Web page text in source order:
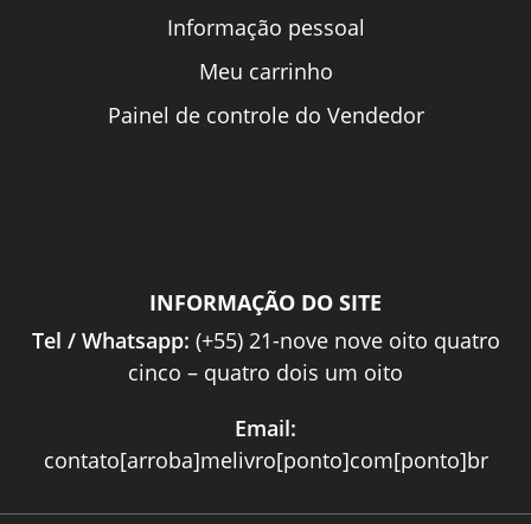
Informação pessoal
Meu carrinho
Painel de controle do Vendedor
INFORMAÇÃO DO SITE
Tel / Whatsapp: (+55) 21-nove nove oito quatro
cinco – quatro dois um oito
Email:
contato[arroba]melivro[ponto]com[ponto]br